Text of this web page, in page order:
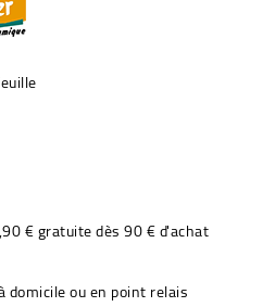
€ gratuite dès 90 € d'achat
domicile ou en point relais